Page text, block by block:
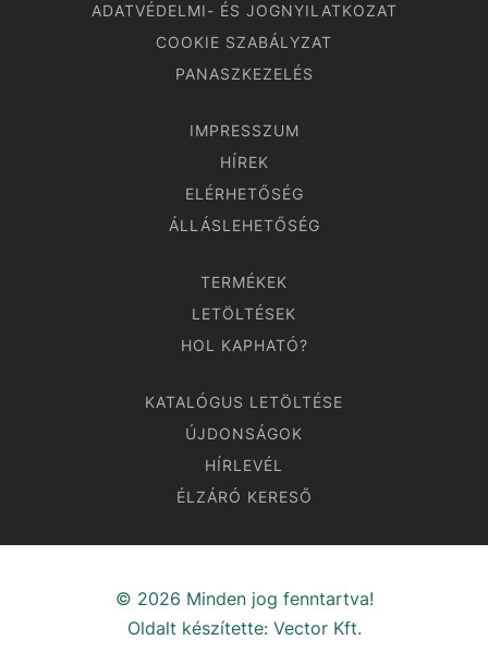
ADATVÉDELMI- ÉS JOGNYILATKOZAT
COOKIE SZABÁLYZAT
PANASZKEZELÉS
IMPRESSZUM
HÍREK
ELÉRHETŐSÉG
ÁLLÁSLEHETŐSÉG
TERMÉKEK
LETÖLTÉSEK
HOL KAPHATÓ?
KATALÓGUS LETÖLTÉSE
ÚJDONSÁGOK
HÍRLEVÉL
ÉLZÁRÓ KERESŐ
© 2026 Minden jog fenntartva!
Oldalt készítette: Vector Kft.